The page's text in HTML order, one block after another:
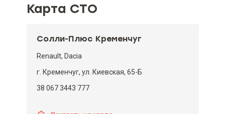
Карта СТО
Солли-Плюс Кременчуг
Renault, Dacia
г. Кременчуг, ул. Киевская, 65-Б
38 067 3443 777